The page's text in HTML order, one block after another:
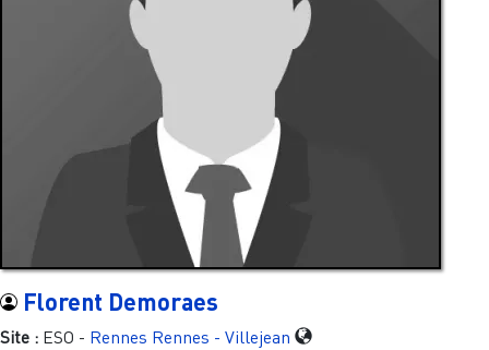
Florent Demoraes
Site : ESO - Rennes Rennes - Villejean